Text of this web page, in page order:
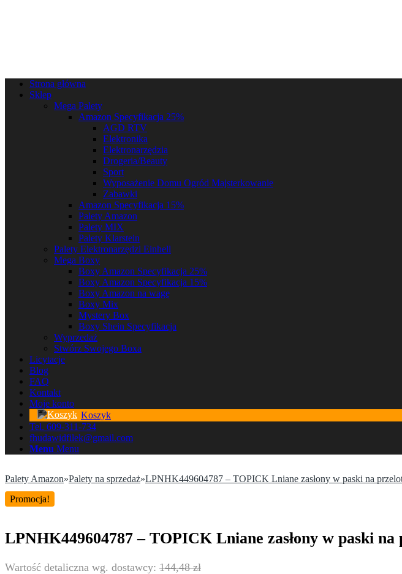
Strona główna
Sklep
Mega Palety
Amazon Specyfikacja 25%
AGD RTV
Elektronika
Elektronarzędzia
Drogeria/Beauty
Sport
Wyposażenie Domu Ogród Majsterkowanie
Zabawki
Amazon Specyfikacja 15%
Palety Amazon
Palety MIX
Palety Klarstein
Palety Elektronarzędzi Einhell
Mega Boxy
Boxy Amazon Specyfikacja 25%
Boxy Amazon Specyfikacja 15%
Boxy Amazon na wagę
Boxy Mix
Mystery Box
Boxy Shein Specyfikacja
Wyprzedaż
Stwórz Swojego Boxa
Licytacje
Blog
FAQ
Kontakt
Moje konto
Koszyk
Tel. 609-311-734
fhudawidfilek@gmail.com
Menu Menu
Palety Amazon»Palety na sprzedaż»LPNHK449604787 – TOPICK Lniane zasłony w paski na
Promocja!
LPNHK449604787 – TOPICK Lniane zasłony w paski
144,48zł